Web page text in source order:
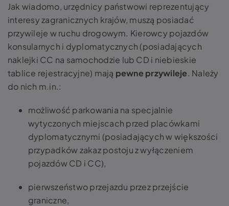
Jak wiadomo, urzędnicy państwowi reprezentujący
interesy zagranicznych krajów, muszą posiadać
przywileje w ruchu drogowym. Kierowcy pojazdów
konsularnych i dyplomatycznych (posiadających
naklejki CC na samochodzie lub CD i niebieskie
tablice rejestracyjne) mają pewne przywileje. Należy
do nich m.in.:
możliwość parkowania na specjalnie
wytyczonych miejscach przed placówkami
dyplomatycznymi (posiadających w większości
przypadków zakaz postoju z wyłączeniem
pojazdów CD i CC),
pierwszeństwo przejazdu przez przejście
graniczne,